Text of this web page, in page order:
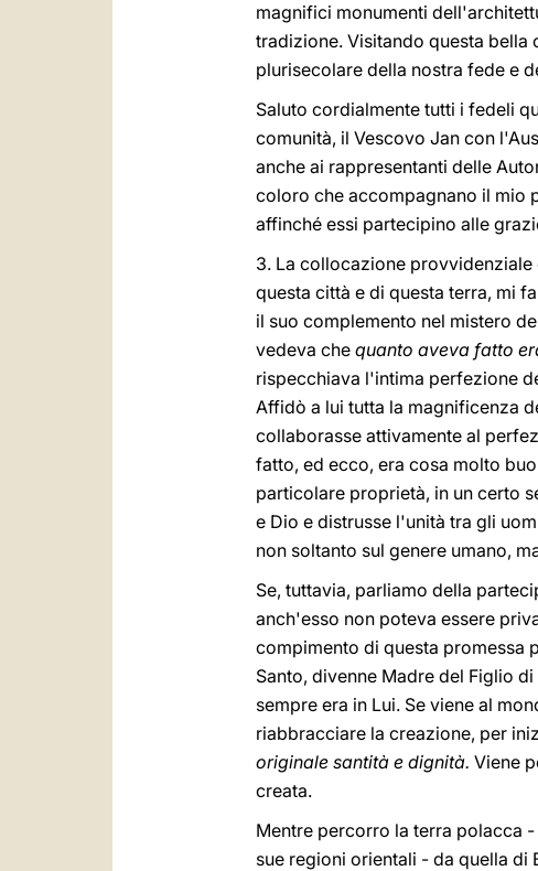
magnifici monumenti
tradizione. Visitando questa bella
plurisecolare della nostra fede e
Saluto cordialmente tutti i fedeli
comunità, il Vescovo Jan con
anche ai rappresentanti delle
coloro che accompagnano il mio
affinché essi partecipino alle
3. La collocazione
questa città e di questa terra, mi
il suo complemento nel mistero
vedeva che quanto aveva fatto
rispecchiava l'intima perfezione
Affidò a lui tutta la magnificenza
collaborasse attivamente al
fatto, ed ecco, era cosa molto
particolare proprietà, in un certo
e Dio e distrusse l'unità tra gli
non soltanto sul genere umano,
Se, tuttavia, parliamo della
anch'esso non poteva essere
compimento di questa promessa
Santo, divenne Madre del Figlio
sempre era in Lui. Se viene al
riabbracciare la creazione, per
originale santità e dignità. Viene
creata.
Mentre percorro la terra polacca
sue regioni orientali - da quella